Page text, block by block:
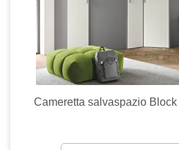
Cameretta salvaspazio